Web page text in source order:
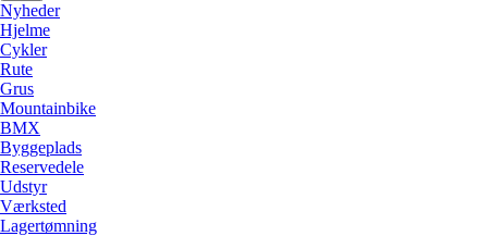
Nyheder
Hjelme
Cykler
Rute
Grus
Mountainbike
BMX
Byggeplads
Reservedele
Udstyr
Værksted
Lagertømning